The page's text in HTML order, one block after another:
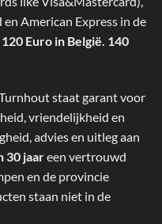
American Express in de
Euro in België. 140
staat garant voor
vriendelijkheid en
advies en uitleg aan
30 jaareen vertrouwd
en de provincie
staan niet in de